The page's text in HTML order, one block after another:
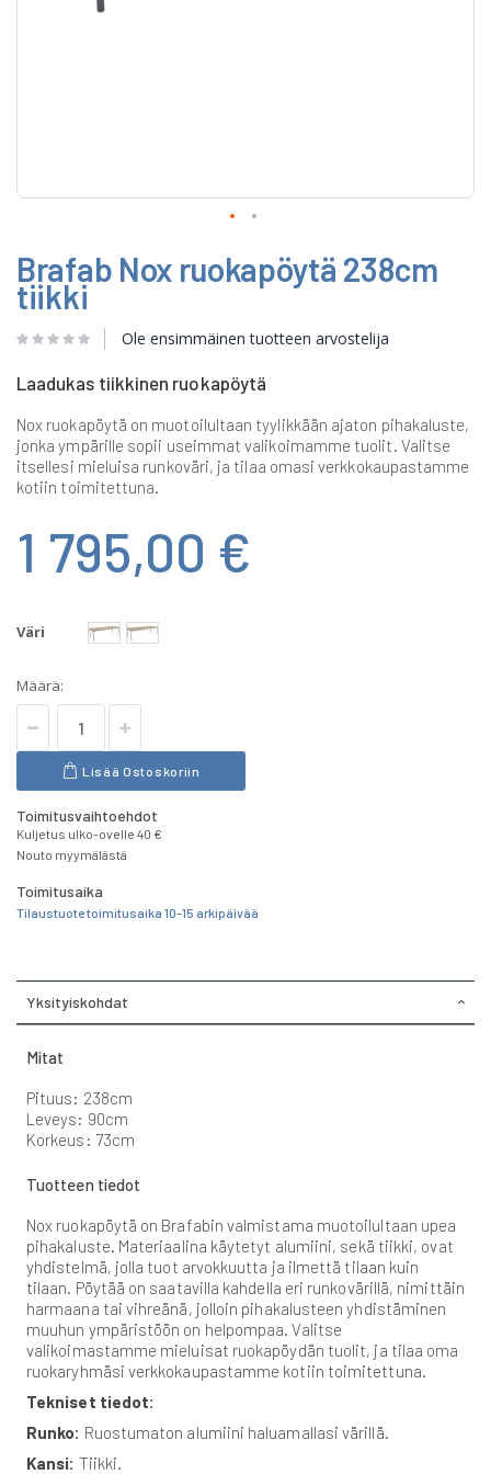
to
the
beginning
the
gallery
Brafab Nox ruokapöytä 238cm
tiikki
Ole ensimmäinen tuotteen arvostelija
Laadukas tiikkinen ruokapöytä
Nox ruokapöytä on muotoilultaan tyylikkään ajaton pihakaluste,
jonka ympärille sopii useimmat valikoimamme tuolit. Valitse
itsellesi mieluisa runkoväri, ja tilaa omasi verkkokaupastamme
kotiin toimitettuna.
1 795,00 €
Väri
Määrä:
Lisää Ostoskoriin
Toimitusvaihtoehdot
Kuljetus ulko-ovelle 40 €
Nouto myymälästä
Toimitusaika
Tilaustuote toimitusaika 10-15 arkipäivää
Yksityiskohdat
Mitat
Pituus: 238cm
Leveys: 90cm
Korkeus: 73cm
Tuotteen tiedot
Nox ruokapöytä on Brafabin valmistama muotoilultaan upea
pihakaluste. Materiaalina käytetyt alumiini, sekä tiikki, ovat
yhdistelmä, jolla tuot arvokkuutta ja ilmettä tilaan kuin
tilaan. Pöytää on saatavilla kahdella eri runkovärillä, nimittäin
harmaana tai vihreänä, jolloin pihakalusteen yhdistäminen
muuhun ympäristöön on helpompaa. Valitse
valikoimastamme mieluisat ruokapöydän tuolit, ja tilaa oma
ruokaryhmäsi verkkokaupastamme kotiin toimitettuna.
Tekniset tiedot:
Runko: Ruostumaton alumiini haluamallasi värillä.
Kansi: Tiikki.